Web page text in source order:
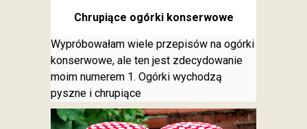
Chrupiące ogórki konserwowe
Wypróbowałam wiele przepisów na ogórki
konserwowe, ale ten jest zdecydowanie
moim numerem 1. Ogórki wychodzą
pyszne i chrupiące